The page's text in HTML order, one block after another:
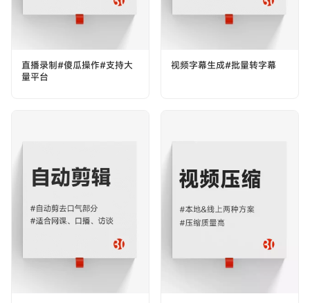
直播录制#傻瓜操作#支持大
量平台
视频字幕生成#批量转字幕